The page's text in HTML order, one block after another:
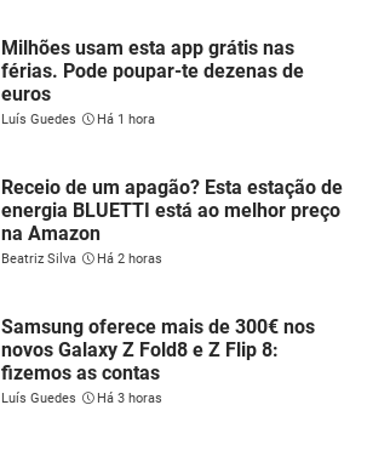
Milhões usam esta app grátis nas
férias. Pode poupar-te dezenas de
euros
Luís Guedes Há 1 hora
Receio de um apagão? Esta estação de
energia BLUETTI está ao melhor preço
na Amazon
Beatriz Silva Há 2 horas
Samsung oferece mais de 300€ nos
novos Galaxy Z Fold8 e Z Flip 8:
fizemos as contas
Luís Guedes Há 3 horas